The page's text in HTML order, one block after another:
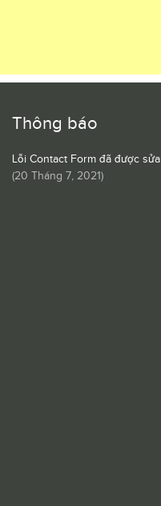
Thông báo
Lỗi Contact Form đã được sửa
(20 Tháng 7, 2021)